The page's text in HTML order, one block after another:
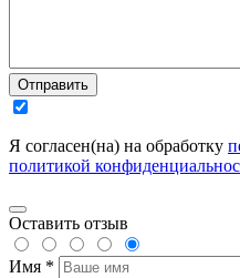
Отправить
Я согласен(на) на обработку
политикой
Оставить отзыв
Имя *